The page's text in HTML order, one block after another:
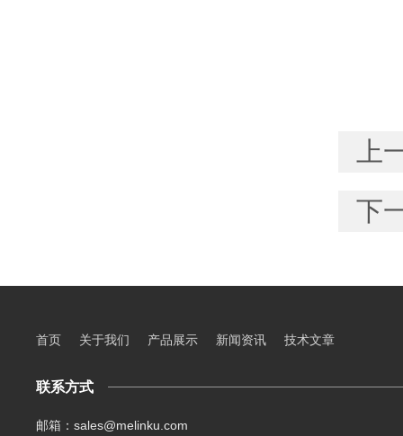
上
下
首页 关于我们 产品展示 新闻资讯 技术文章
联系方式
邮箱：sales@melinku.com